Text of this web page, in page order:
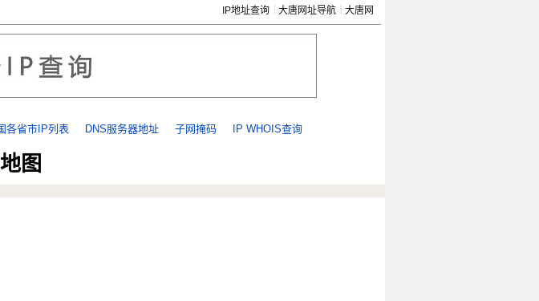
大唐网
大唐网址导航
IP地址查询
各省市IP列表 DNS服务器地址 子网掩码 IP WHOIS查询
图